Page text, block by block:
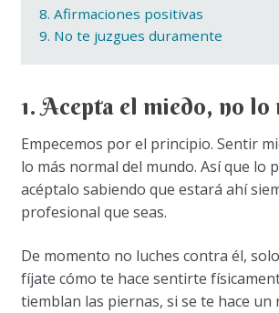
8. Afirmaciones positivas
9. No te juzgues duramente
1. Acepta el miedo, no lo
Empecemos por el principio. Sentir
lo más normal del mundo. Así que lo
acéptalo sabiendo que estará ahí
profesional que seas.
De momento no luches contra él,
fíjate cómo te hace sentirte
tiemblan las piernas, si se te hace un